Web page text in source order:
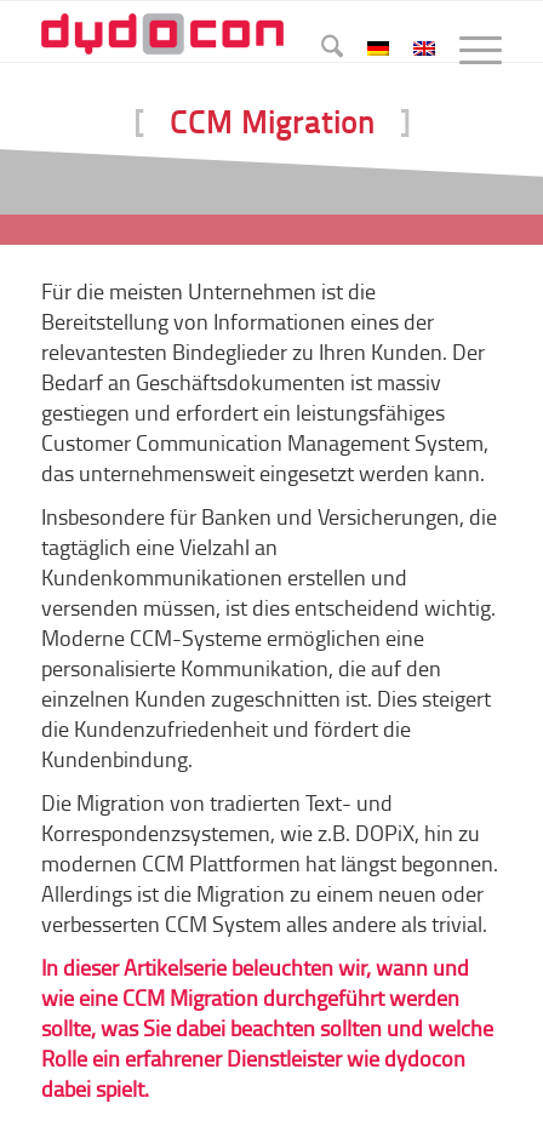
[ CCM Migration ]
Für die meisten Unternehmen ist die
Bereitstellung von Informationen eines der
relevantesten Bindeglieder zu Ihren Kunden. Der
Bedarf an Geschäftsdokumenten ist massiv
gestiegen und erfordert ein leistungsfähiges
Customer Communication Management System,
das unternehmensweit eingesetzt werden kann.
Insbesondere für Banken und Versicherungen, die
tagtäglich eine Vielzahl an
Kundenkommunikationen erstellen und
versenden müssen, ist dies entscheidend wichtig.
Moderne CCM-Systeme ermöglichen eine
personalisierte Kommunikation, die auf den
einzelnen Kunden zugeschnitten ist. Dies steigert
die Kundenzufriedenheit und fördert die
Kundenbindung.
Die Migration von tradierten Text- und
Korrespondenzsystemen, wie z.B. DOPiX, hin zu
modernen CCM Plattformen hat längst begonnen.
Allerdings ist die Migration zu einem neuen oder
verbesserten CCM System alles andere als trivial.
In dieser Artikelserie beleuchten wir, wann und
wie eine CCM Migration durchgeführt werden
sollte, was Sie dabei beachten sollten und welche
Rolle ein erfahrener Dienstleister wie dydocon
dabei spielt.